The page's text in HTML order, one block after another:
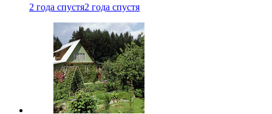
2 года спустя2 года спустя